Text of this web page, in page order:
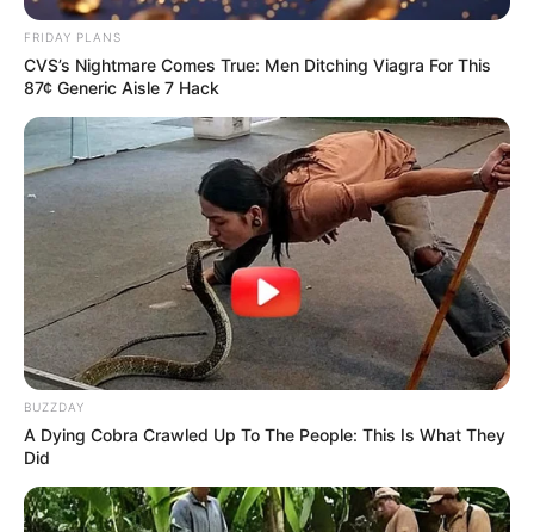
FRIDAY PLANS
CVS’s Nightmare Comes True: Men Ditching Viagra For This
87¢ Generic Aisle 7 Hack
BUZZDAY
A Dying Cobra Crawled Up To The People: This Is What They
Did